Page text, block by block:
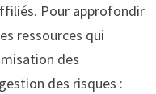
Pour approfondir
ressources qui
des
des risques :